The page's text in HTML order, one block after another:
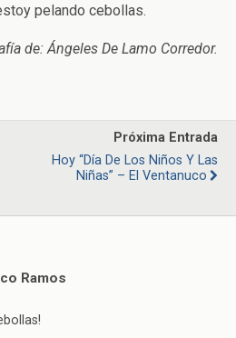
pelando cebollas.
de: Ángeles De Lamo Corredor.
Próxima Entrada
Hoy “Día De Los Niños Y Las
Niñas” – El Ventanuco
Ramos